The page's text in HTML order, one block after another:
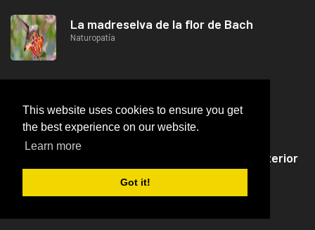
This website uses cookies to ensure you get
the best experience on our website.
Learn more
Got it!
La madreselva de la flor de Bach
Naturopatía
Anatomía-Léxico
Desgarro del ligamento cruzado anterior
Ortopedia-Línea